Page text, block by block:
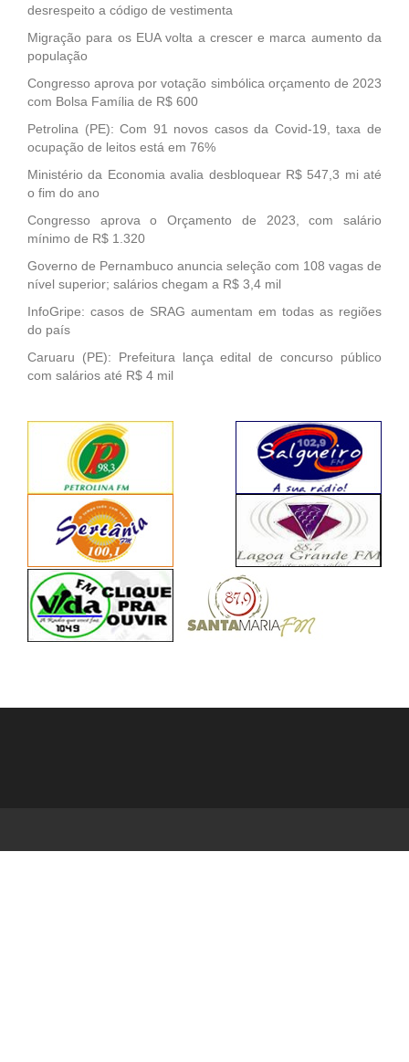
desrespeito a código de vestimenta
Migração para os EUA volta a crescer e marca aumento da
população
Congresso aprova por votação simbólica orçamento de 2023
com Bolsa Família de R$ 600
Petrolina (PE): Com 91 novos casos da Covid-19, taxa de
ocupação de leitos está em 76%
Ministério da Economia avalia desbloquear R$ 547,3 mi até
o fim do ano
Congresso aprova o Orçamento de 2023, com salário
mínimo de R$ 1.320
Governo de Pernambuco anuncia seleção com 108 vagas de
nível superior; salários chegam a R$ 3,4 mil
InfoGripe: casos de SRAG aumentam em todas as regiões
do país
Caruaru (PE): Prefeitura lança edital de concurso público
com salários até R$ 4 mil